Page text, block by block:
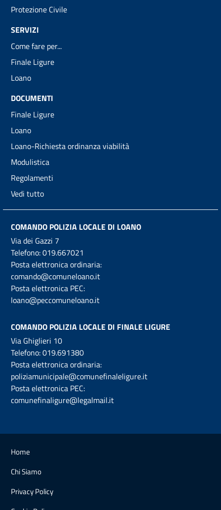
Protezione Civile
SERVIZI
Come fare per...
Finale Ligure
Loano
DOCUMENTI
Finale Ligure
Loano
Loano-Richiesta ordinanza viabilità
Modulistica
Regolamenti
Vedi tutto
COMANDO POLIZIA LOCALE DI LOANO
Via dei Gazzi 7
Telefono:019.667021
Posta elettronica ordinaria:
comando@comuneloano.it
Posta elettronica PEC:
loano@peccomuneloano.it
COMANDO POLIZIA LOCALE DI FINALE LIGURE
Via Ghiglieri 10
Telefono:019.691380
Posta elettronica ordinaria:
poliziamunicipale@comunefinaleligure.it
Posta elettronica PEC:
comunefinaligure@legalmail.it
Home
Chi Siamo
Privacy Policy